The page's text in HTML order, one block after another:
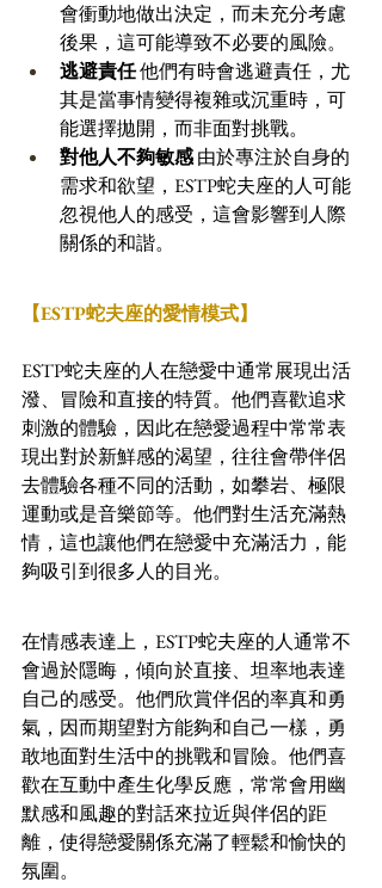
會衝動地做出決定，而未充分考慮
後果，這可能導致不必要的風險。
逃避責任 他們有時會逃避責任，尤
其是當事情變得複雜或沉重時，可
能選擇拋開，而非面對挑戰。
對他人不夠敏感 由於專注於自身的
需求和欲望，ESTP蛇夫座的人可能
忽視他人的感受，這會影響到人際
關係的和諧。
【ESTP蛇夫座的愛情模式】
ESTP蛇夫座的人在戀愛中通常展現出活
潑、冒險和直接的特質。他們喜歡追求
刺激的體驗，因此在戀愛過程中常常表
現出對於新鮮感的渴望，往往會帶伴侶
去體驗各種不同的活動，如攀岩、極限
運動或是音樂節等。他們對生活充滿熱
情，這也讓他們在戀愛中充滿活力，能
夠吸引到很多人的目光。
在情感表達上，ESTP蛇夫座的人通常不
會過於隱晦，傾向於直接、坦率地表達
自己的感受。他們欣賞伴侶的率真和勇
氣，因而期望對方能夠和自己一樣，勇
敢地面對生活中的挑戰和冒險。他們喜
歡在互動中產生化學反應，常常會用幽
默感和風趣的對話來拉近與伴侶的距
離，使得戀愛關係充滿了輕鬆和愉快的
氛圍。